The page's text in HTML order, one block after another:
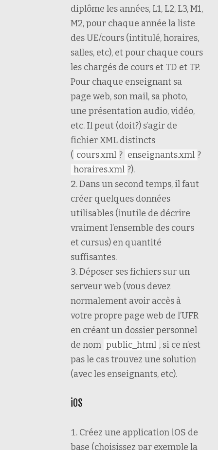
diplôme les années, L1, L2, L3, M1,
M2, pour chaque année la liste
des UE/cours (intitulé, horaires,
salles, etc), et pour chaque cours
les chargés de cours et TD et TP.
Pour chaque enseignant sa
page web, son mail, sa photo,
une présentation audio, vidéo,
etc. Il peut (doit?) s’agir de
fichier XML distincts
( cours.xml ? enseignants.xml ?
horaires.xml ?).
Dans un second temps, il faut
créer quelques données
utilisables (inutile de décrire
vraiment l’ensemble des cours
et cursus) en quantité
suffisantes.
Déposer ses fichiers sur un
serveur web (vous devez
normalement avoir accès à
votre propre page web de l’UFR
en créant un dossier personnel
de nom public_html , si ce n’est
pas le cas trouvez une solution
(avec les enseignants, etc).
iOS
Créez une application iOS de
base (choisissez par exemple la